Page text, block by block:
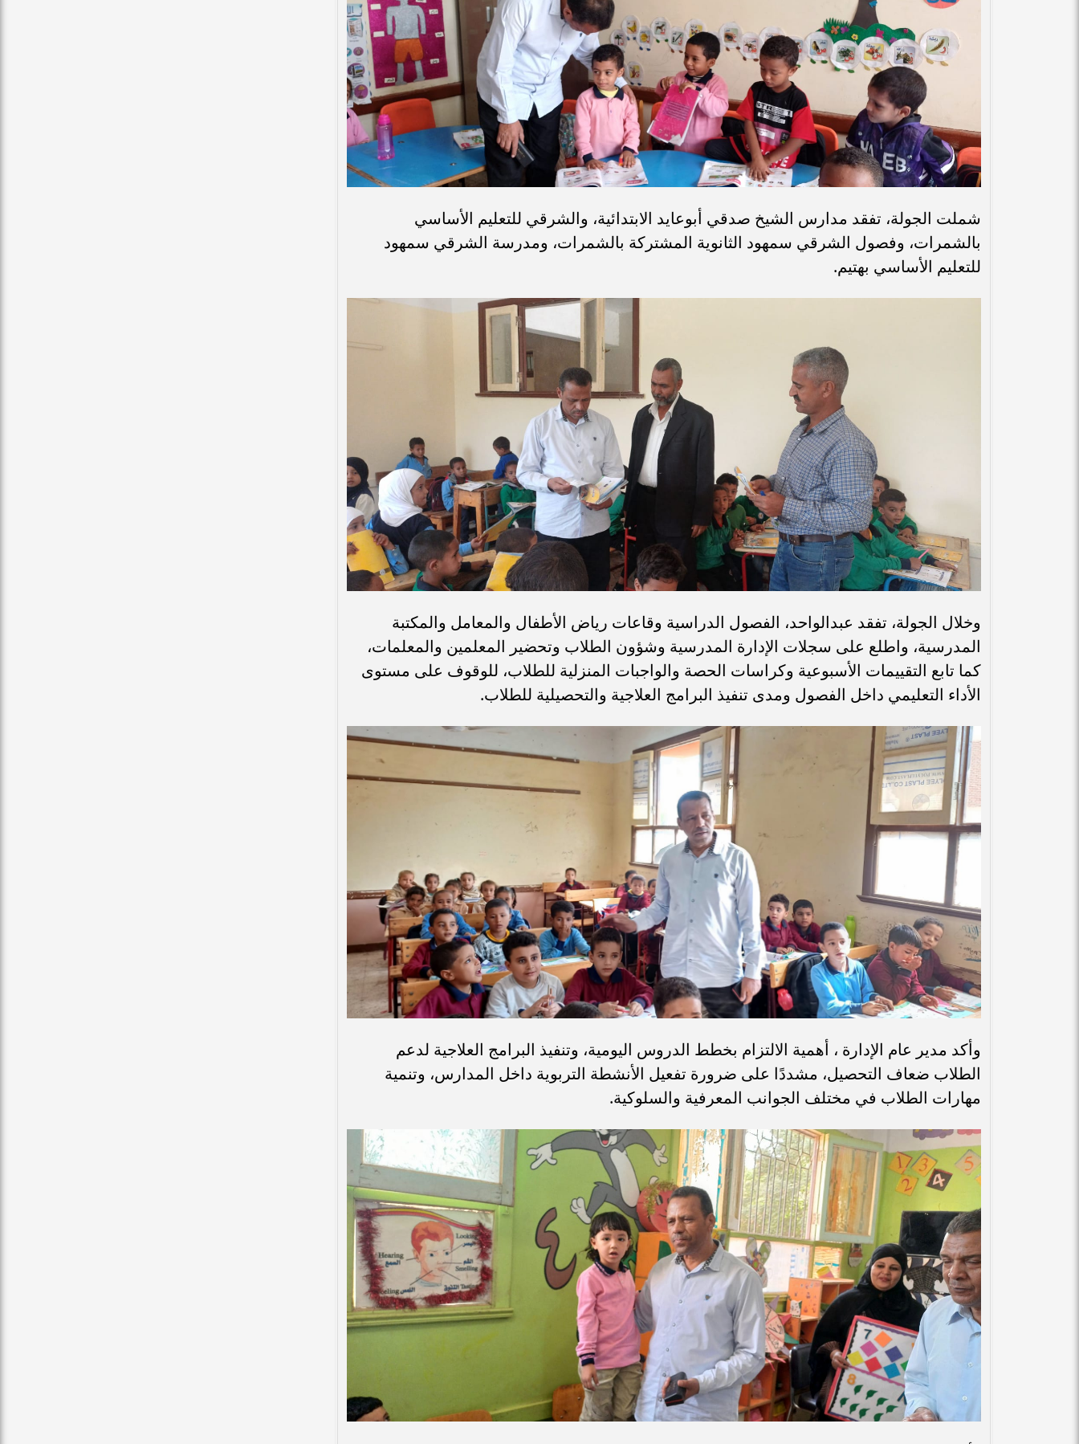
شملت الجولة، تفقد مدارس الشيخ صدقي أبوعايد الابتدائية، والشرقي للتعليم الأساسي
بالشمرات، وفصول الشرقي سمهود الثانوية المشتركة بالشمرات، ومدرسة الشرقي سمهود
للتعليم الأساسي بهتيم.
وخلال الجولة، تفقد عبدالواحد، الفصول الدراسية وقاعات رياض الأطفال والمعامل والمكتبة
المدرسية، واطلع على سجلات الإدارة المدرسية وشؤون الطلاب وتحضير المعلمين والمعلمات،
كما تابع التقييمات الأسبوعية وكراسات الحصة والواجبات المنزلية للطلاب، للوقوف على مستوى
الأداء التعليمي داخل الفصول ومدى تنفيذ البرامج العلاجية والتحصيلية للطلاب.
وأكد مدير عام الإدارة ، أهمية الالتزام بخطط الدروس اليومية، وتنفيذ البرامج العلاجية لدعم
الطلاب ضعاف التحصيل، مشددًا على ضرورة تفعيل الأنشطة التربوية داخل المدارس، وتنمية
مهارات الطلاب في مختلف الجوانب المعرفية والسلوكية.